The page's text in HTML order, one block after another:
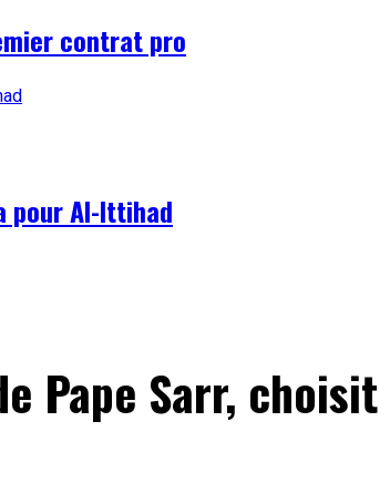
contrat pro
pour Al-Ittihad
Pape Sarr,